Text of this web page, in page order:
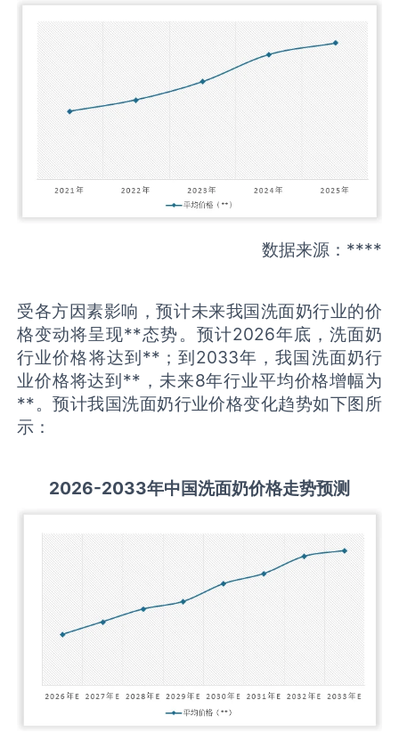
数据来源：****
受各方因素影响，预计未来我国洗面奶行业的价
格变动将呈现**态势。预计2026年底，洗面奶
行业价格将达到**；到2033年，我国洗面奶行
业价格将达到**，未来8年行业平均价格增幅为
**。预计我国洗面奶行业价格变化趋势如下图所
示：
2026-2033年中国洗面奶价格走势预测